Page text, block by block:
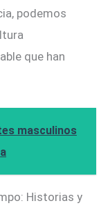
podemos
que han
masculinos
Historias y